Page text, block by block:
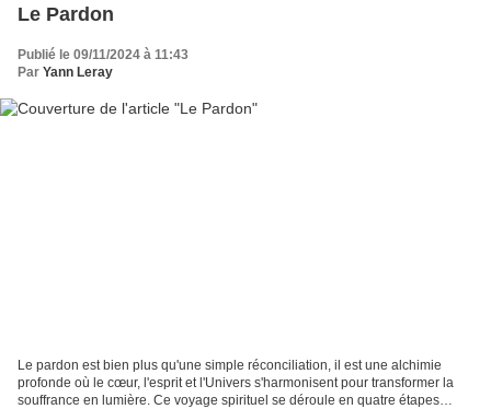
Le Pardon
Publié le 09/11/2024 à 11:43
Par Yann Leray
Le pardon est bien plus qu'une simple réconciliation, il est une alchimie
profonde où le cœur, l'esprit et l'Univers s'harmonisent pour transformer la
souffrance en lumière. Ce voyage spirituel se déroule en quatre étapes